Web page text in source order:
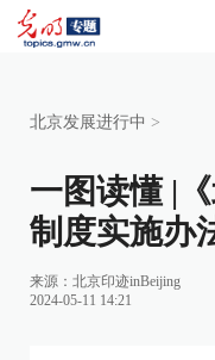
北京发展进行中 >
一图读懂 |
制度实施办
来源：北京印迹inBeijing
2024-05-11 14:21